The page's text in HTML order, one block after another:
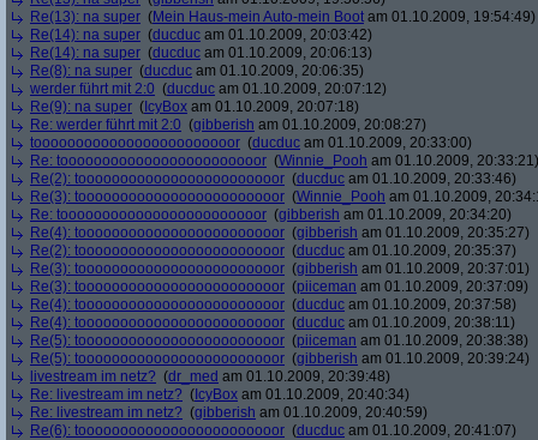
Re(13): na super (Mein Haus-mein Auto-mein Boot am 01.10.2009, 19:54:49)
Re(14): na super (ducduc am 01.10.2009, 20:03:42)
Re(14): na super (ducduc am 01.10.2009, 20:06:13)
Re(8): na super (ducduc am 01.10.2009, 20:06:35)
werder führt mit 2:0 (ducduc am 01.10.2009, 20:07:12)
Re(9): na super ( IcyBox am 01.10.2009, 20:07:18)
Re: werder führt mit 2:0 (gibberish am 01.10.2009, 20:08:27)
toooooooooooooooooooooooor (ducduc am 01.10.2009, 20:33:00)
Re: toooooooooooooooooooooooor (Winnie_Pooh am 01.10.2009, 20:33:21)
Re(2): toooooooooooooooooooooooor (ducduc am 01.10.2009, 20:33:46)
Re(3): toooooooooooooooooooooooor (Winnie_Pooh am 01.10.2009,
Re: toooooooooooooooooooooooor (gibberish am 01.10.2009, 20:34:20)
Re(4): toooooooooooooooooooooooor (gibberish am 01.10.2009, 20:35:27)
Re(2): toooooooooooooooooooooooor (ducduc am 01.10.2009, 20:35:37)
Re(3): toooooooooooooooooooooooor (gibberish am 01.10.2009, 20:37:01)
Re(3): toooooooooooooooooooooooor (piiceman am 01.10.2009, 20:37:09)
Re(4): toooooooooooooooooooooooor (ducduc am 01.10.2009, 20:37:58)
Re(4): toooooooooooooooooooooooor (ducduc am 01.10.2009, 20:38:11)
Re(5): toooooooooooooooooooooooor (piiceman am 01.10.2009, 20:38:38)
Re(5): toooooooooooooooooooooooor (gibberish am 01.10.2009, 20:39:24)
livestream im netz? (dr_med am 01.10.2009, 20:39:48)
Re: livestream im netz? ( IcyBox am 01.10.2009, 20:40:34)
Re: livestream im netz? (gibberish am 01.10.2009, 20:40:59)
Re(6): toooooooooooooooooooooooor (ducduc am 01.10.2009, 20:41:07)